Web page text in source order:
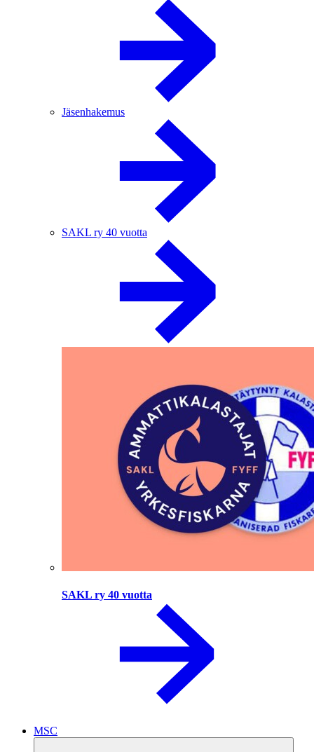
Jäsenhakemus
SAKL ry 40 vuotta
SAKL ry 40 vuotta
MSC